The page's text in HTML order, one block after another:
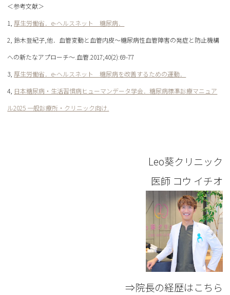
＜参考文献＞
1, 厚生労働省．e-ヘルスネット 糖尿病．
2, 鈴木登紀子,他．血管変動と血管内皮～糖尿病性血管障害の発症と防止機構
への新たなアプローチ～.血管.2017;40(2):69-77
3, 厚生労働省．e-ヘルスネット 糖尿病を改善するための運動．
4, 日本糖尿病・生活習慣病ヒューマンデータ学会．糖尿病標準診療マニュア
ル2025 一般診療所・クリニック向け.
Leo葵クリニック
医師 コウ イチオ
⇒院長の経歴はこちら